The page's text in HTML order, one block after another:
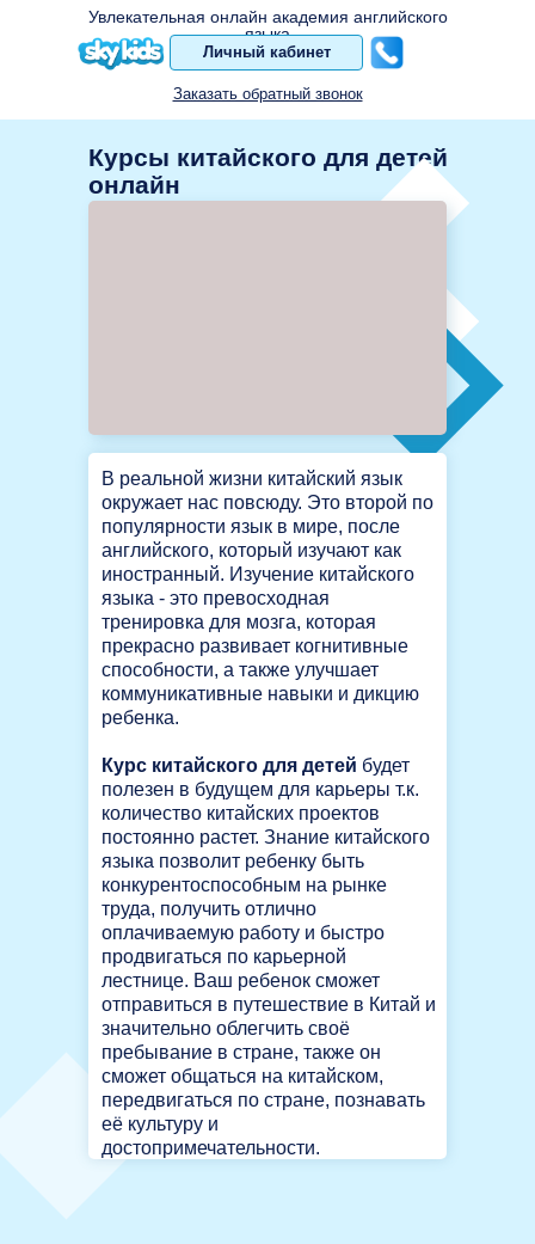
Увлекательная онлайн академия английского
языка
Заказать обратный звонок
Личный кабинет
Курсы китайского для детей
онлайн
В реальной жизни китайский язык
окружает нас повсюду. Это второй по
популярности язык в мире, после
английского, который изучают как
иностранный. Изучение китайского
языка - это превосходная
тренировка для мозга, которая
прекрасно развивает когнитивные
способности, а также улучшает
коммуникативные навыки и дикцию
ребенка.
Курс китайского для детей будет
полезен в будущем для карьеры т.к.
количество китайских проектов
постоянно растет. Знание китайского
языка позволит ребенку быть
конкурентоспособным на рынке
труда, получить отлично
оплачиваемую работу и быстро
продвигаться по карьерной
лестнице. Ваш ребенок сможет
отправиться в путешествие в Китай и
значительно облегчить своё
пребывание в стране, также он
сможет общаться на китайском,
передвигаться по стране, познавать
её культуру и
достопримечательности.